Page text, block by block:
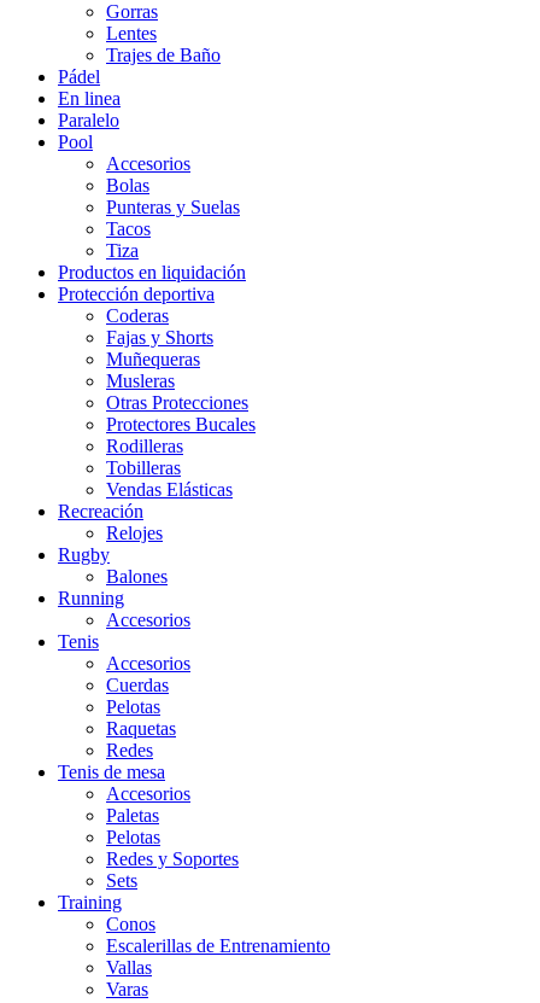
Gorras
Lentes
Trajes de Baño
Pádel
En linea
Paralelo
Pool
Accesorios
Bolas
Punteras y Suelas
Tacos
Tiza
Productos en liquidación
Protección deportiva
Coderas
Fajas y Shorts
Muñequeras
Musleras
Otras Protecciones
Protectores Bucales
Rodilleras
Tobilleras
Vendas Elásticas
Recreación
Relojes
Rugby
Balones
Running
Accesorios
Tenis
Accesorios
Cuerdas
Pelotas
Raquetas
Redes
Tenis de mesa
Accesorios
Paletas
Pelotas
Redes y Soportes
Sets
Training
Conos
Escalerillas de Entrenamiento
Vallas
Varas